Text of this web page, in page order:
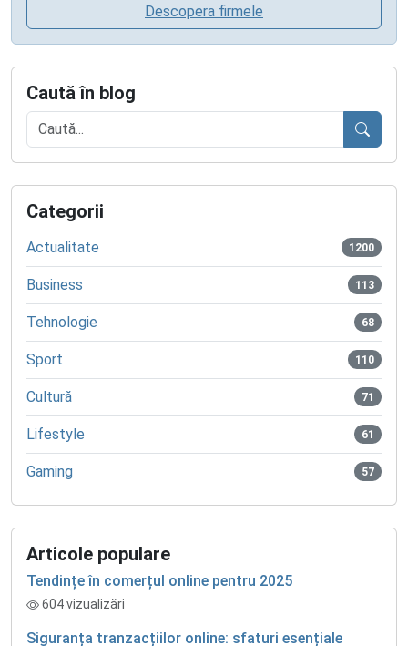
Descopera firmele
Caută în blog
Caută
Categorii
Actualitate 1200
Business 113
Tehnologie 68
Sport 110
Cultură 71
Lifestyle 61
Gaming 57
Articole populare
Tendințe în comerțul online pentru 2025
604 vizualizări
Siguranța tranzacțiilor online: sfaturi esențiale